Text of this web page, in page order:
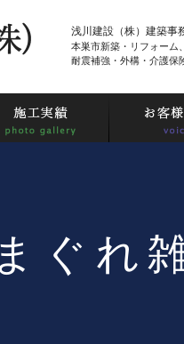
浅川建設（株）建築事
本巣市新築・リフォーム
耐震補強・外構・介護保
ぐれ